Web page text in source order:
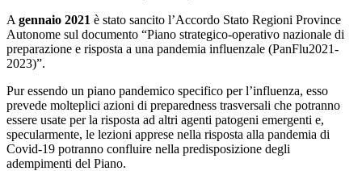
A gennaio 2021 è stato sancito l’Accordo Stato Regioni Province
Autonome sul documento “Piano strategico-operativo nazionale di
preparazione e risposta a una pandemia influenzale (PanFlu2021-
2023)”.
Pur essendo un piano pandemico specifico per l’influenza, esso
prevede molteplici azioni di preparedness trasversali che potranno
essere usate per la risposta ad altri agenti patogeni emergenti e,
specularmente, le lezioni apprese nella risposta alla pandemia di
Covid-19 potranno confluire nella predisposizione degli
adempimenti del Piano.